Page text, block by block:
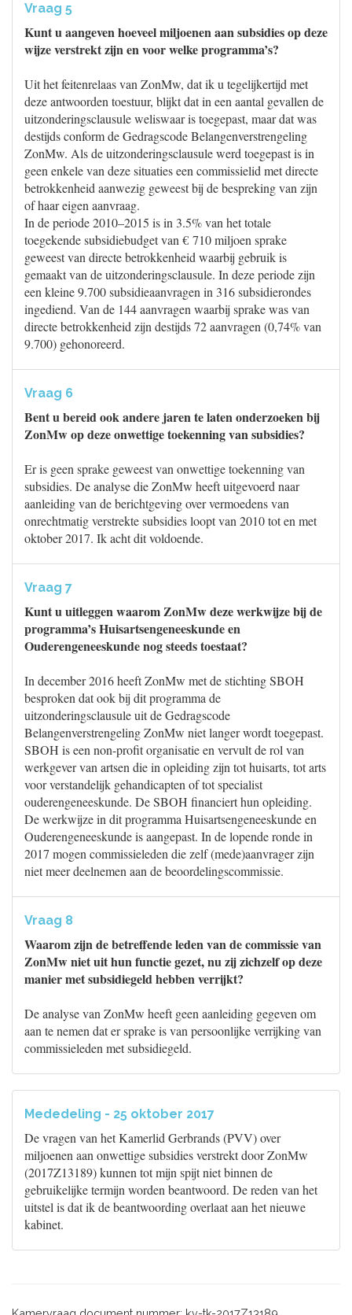
Vraag 5
Kunt u aangeven hoeveel miljoenen aan subsidies op deze
wijze verstrekt zijn en voor welke programma’s?
Uit het feitenrelaas van ZonMw, dat ik u tegelijkertijd met
deze antwoorden toestuur, blijkt dat in een aantal gevallen de
uitzonderingsclausule weliswaar is toegepast, maar dat was
destijds conform de Gedragscode Belangenverstrengeling
ZonMw. Als de uitzonderingsclausule werd toegepast is in
geen enkele van deze situaties een commissielid met directe
betrokkenheid aanwezig geweest bij de bespreking van zijn
of haar eigen aanvraag.
In de periode 2010–2015 is in 3.5% van het totale
toegekende subsidiebudget van € 710 miljoen sprake
geweest van directe betrokkenheid waarbij gebruik is
gemaakt van de uitzonderingsclausule. In deze periode zijn
een kleine 9.700 subsidieaanvragen in 316 subsidierondes
ingediend. Van de 144 aanvragen waarbij sprake was van
directe betrokkenheid zijn destijds 72 aanvragen (0,74% van
9.700) gehonoreerd.
Vraag 6
Bent u bereid ook andere jaren te laten onderzoeken bij
ZonMw op deze onwettige toekenning van subsidies?
Er is geen sprake geweest van onwettige toekenning van
subsidies. De analyse die ZonMw heeft uitgevoerd naar
aanleiding van de berichtgeving over vermoedens van
onrechtmatig verstrekte subsidies loopt van 2010 tot en met
oktober 2017. Ik acht dit voldoende.
Vraag 7
Kunt u uitleggen waarom ZonMw deze werkwijze bij de
programma’s Huisartsengeneeskunde en
Ouderengeneeskunde nog steeds toestaat?
In december 2016 heeft ZonMw met de stichting SBOH
besproken dat ook bij dit programma de
uitzonderingsclausule uit de Gedragscode
Belangenverstrengeling ZonMw niet langer wordt toegepast.
SBOH is een non-profit organisatie en vervult de rol van
werkgever van artsen die in opleiding zijn tot huisarts, tot arts
voor verstandelijk gehandicapten of tot specialist
ouderengeneeskunde. De SBOH financiert hun opleiding.
De werkwijze in dit programma Huisartsengeneeskunde en
Ouderengeneeskunde is aangepast. In de lopende ronde in
2017 mogen commissieleden die zelf (mede)aanvrager zijn
niet meer deelnemen aan de beoordelingscommissie.
Vraag 8
Waarom zijn de betreffende leden van de commissie van
ZonMw niet uit hun functie gezet, nu zij zichzelf op deze
manier met subsidiegeld hebben verrijkt?
De analyse van ZonMw heeft geen aanleiding gegeven om
aan te nemen dat er sprake is van persoonlijke verrijking van
commissieleden met subsidiegeld.
Mededeling - 25 oktober 2017
De vragen van het Kamerlid Gerbrands (PVV) over
miljoenen aan onwettige subsidies verstrekt door ZonMw
(2017Z13189) kunnen tot mijn spijt niet binnen de
gebruikelijke termijn worden beantwoord. De reden van het
uitstel is dat ik de beantwoording overlaat aan het nieuwe
kabinet.